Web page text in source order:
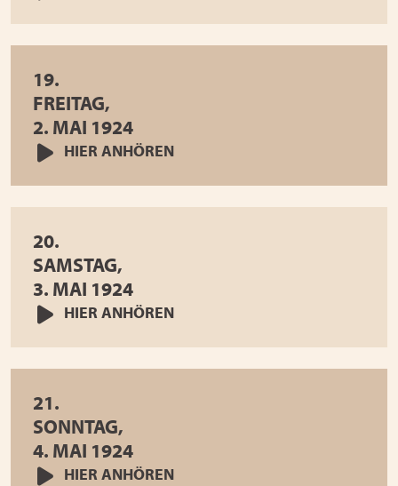
19.
FREITAG,
2. MAI 1924
HIER ANHÖREN
20.
SAMSTAG,
3. MAI 1924
HIER ANHÖREN
21.
SONNTAG,
4. MAI 1924
HIER ANHÖREN